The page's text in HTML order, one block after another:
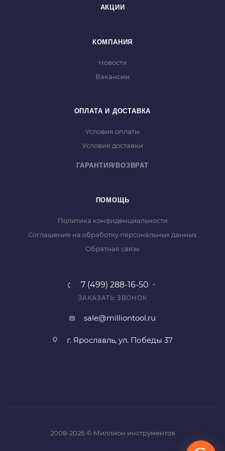
АКЦИИ
КОМПАНИЯ
Новости
Вакансии
ОПЛАТА И ДОСТАВКА
Условия оплаты
Условия доставки
ГАРАНТИЯ/ВОЗВРАТ
ПОМОЩЬ
Политика конфиденциальности
Соглашение на обработку персональных данных
Обратная связь
7 (499) 288-16-50
ЗАКАЗАТЬ ЗВОНОК
sale@milliontool.ru
г. Ярославль, ул. Победы 37
2008-2026 © Миллион инструментов